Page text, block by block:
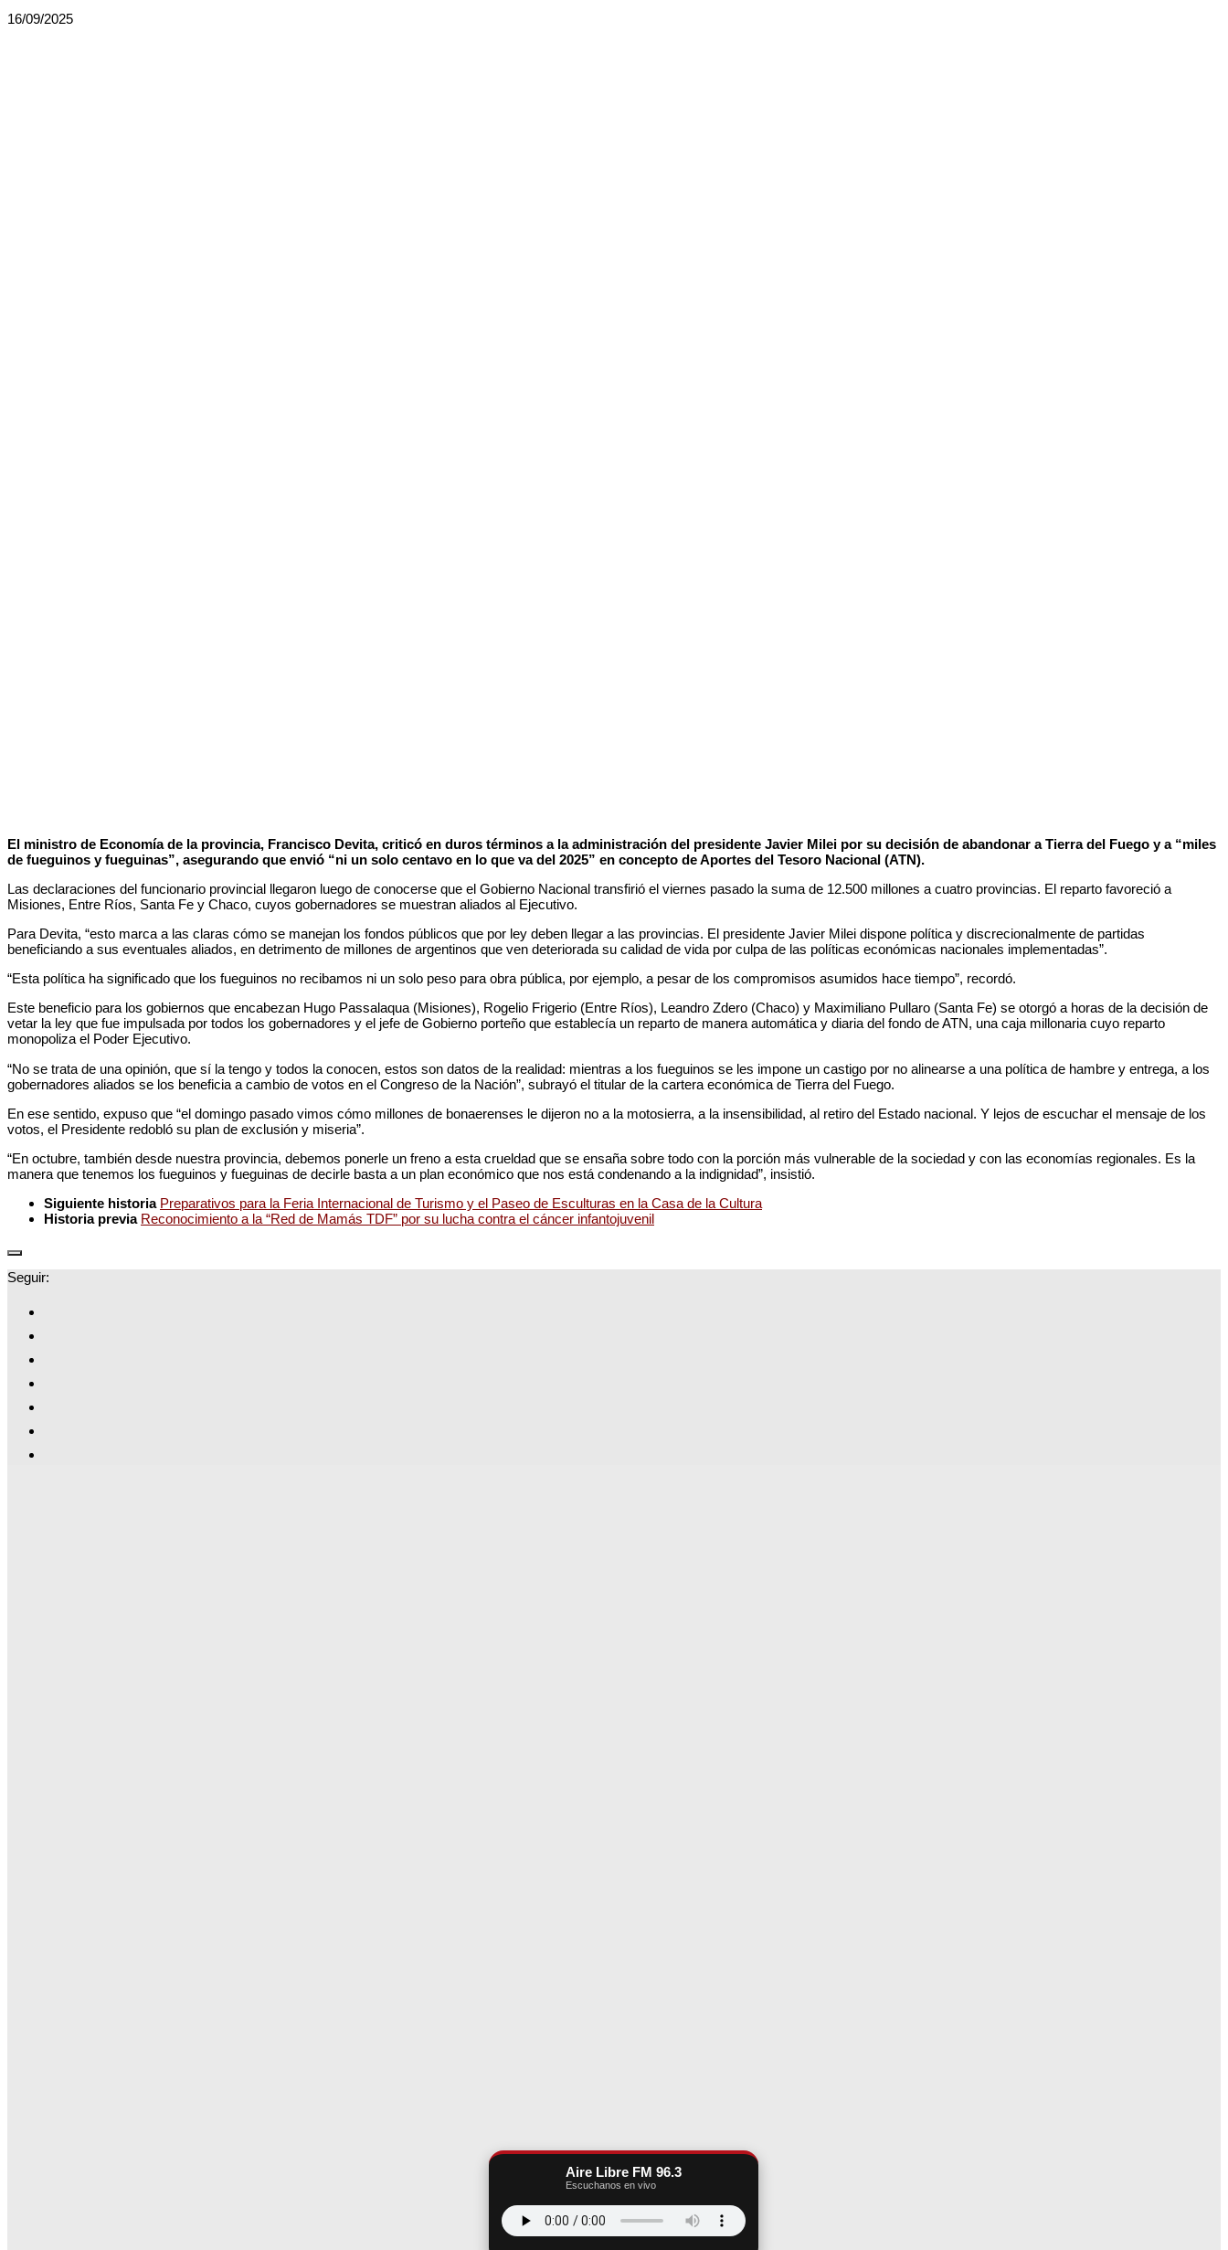
16/09/2025
El ministro de Economía de la provincia, Francisco Devita, criticó en duros términos a la administración del presidente Javier Milei por su decisión de abandonar a Tierra del Fuego y a “miles
de fueguinos y fueguinas”, asegurando que envió “ni un solo centavo en lo que va del 2025” en concepto de Aportes del Tesoro Nacional (ATN).
Las declaraciones del funcionario provincial llegaron luego de conocerse que el Gobierno Nacional transfirió el viernes pasado la suma de 12.500 millones a cuatro provincias. El reparto favoreció a
Misiones, Entre Ríos, Santa Fe y Chaco, cuyos gobernadores se muestran aliados al Ejecutivo.
Para Devita, “esto marca a las claras cómo se manejan los fondos públicos que por ley deben llegar a las provincias. El presidente Javier Milei dispone política y discrecionalmente de partidas
beneficiando a sus eventuales aliados, en detrimento de millones de argentinos que ven deteriorada su calidad de vida por culpa de las políticas económicas nacionales implementadas”.
“Esta política ha significado que los fueguinos no recibamos ni un solo peso para obra pública, por ejemplo, a pesar de los compromisos asumidos hace tiempo”, recordó.
Este beneficio para los gobiernos que encabezan Hugo Passalaqua (Misiones), Rogelio Frigerio (Entre Ríos), Leandro Zdero (Chaco) y Maximiliano Pullaro (Santa Fe) se otorgó a horas de la decisión de
vetar la ley que fue impulsada por todos los gobernadores y el jefe de Gobierno porteño que establecía un reparto de manera automática y diaria del fondo de ATN, una caja millonaria cuyo reparto
monopoliza el Poder Ejecutivo.
“No se trata de una opinión, que sí la tengo y todos la conocen, estos son datos de la realidad: mientras a los fueguinos se les impone un castigo por no alinearse a una política de hambre y entrega, a los
gobernadores aliados se los beneficia a cambio de votos en el Congreso de la Nación”, subrayó el titular de la cartera económica de Tierra del Fuego.
En ese sentido, expuso que “el domingo pasado vimos cómo millones de bonaerenses le dijeron no a la motosierra, a la insensibilidad, al retiro del Estado nacional. Y lejos de escuchar el mensaje de los
votos, el Presidente redobló su plan de exclusión y miseria”.
“En octubre, también desde nuestra provincia, debemos ponerle un freno a esta crueldad que se ensaña sobre todo con la porción más vulnerable de la sociedad y con las economías regionales. Es la
manera que tenemos los fueguinos y fueguinas de decirle basta a un plan económico que nos está condenando a la indignidad”, insistió.
Siguiente historia Preparativos para la Feria Internacional de Turismo y el Paseo de Esculturas en la Casa de la Cultura
Historia previa Reconocimiento a la “Red de Mamás TDF” por su lucha contra el cáncer infantojuvenil
Seguir:
Aire Libre FM 96.3
Escuchanos en vivo